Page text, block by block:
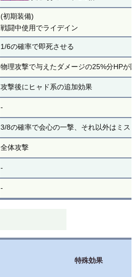
(初期装備)
戦闘中使用でライデイン
1/6の確率で即死させる
物理攻撃で与えたダメージの25%分HPが
攻撃後にヒャド系の追加効果
-
3/8の確率で会心の一撃、それ以外はミス
全体攻撃
-
-
特殊効果